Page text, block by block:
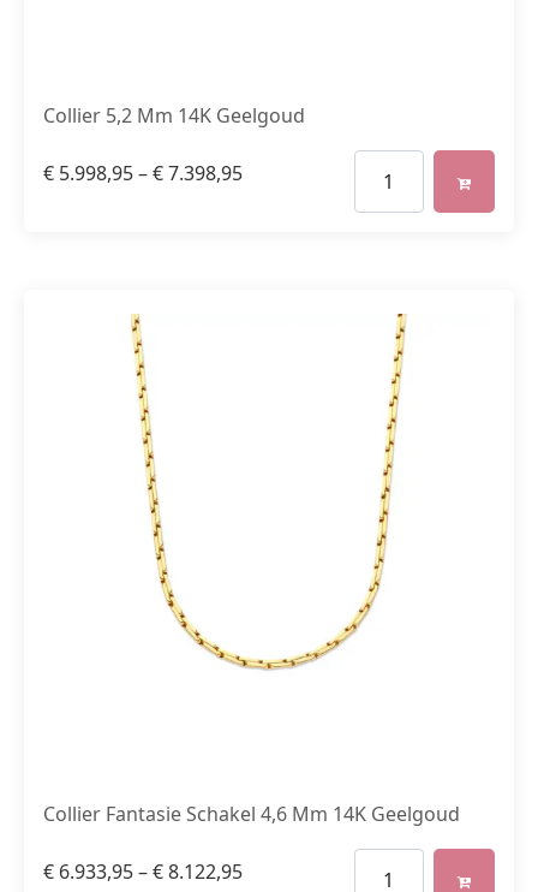
Collier 5,2 Mm 14K Geelgoud
€ 5.998,95–€7.398,95
Collier Fantasie Schakel 4,6 Mm 14K Geelgoud
€ 6.933,95–€8.122,95